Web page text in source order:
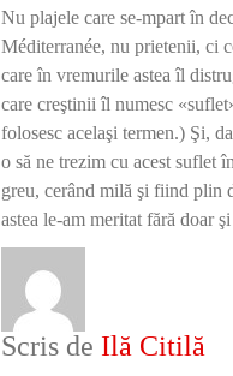
Nu plajele care se-mpart în
Méditerranée, nu prietenii, ci
care în vremurile astea îl
care creştinii îl numesc
folosesc acelaşi termen.) Şi,
o să ne trezim cu acest suflet
greu, cerând milă şi fiind plin
astea le-am meritat fără doar
Scris de Ilă Citilă